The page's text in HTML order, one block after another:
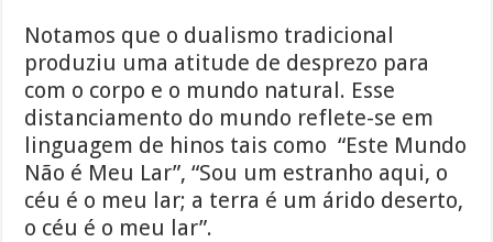
Notamos que o dualismo tradicional
produziu uma atitude de desprezo para
com o corpo e o mundo natural. Esse
distanciamento do mundo reflete-se em
linguagem de hinos tais como “Este Mundo
Não é Meu Lar”, “Sou um estranho aqui, o
céu é o meu lar; a terra é um árido deserto,
o céu é o meu lar”.